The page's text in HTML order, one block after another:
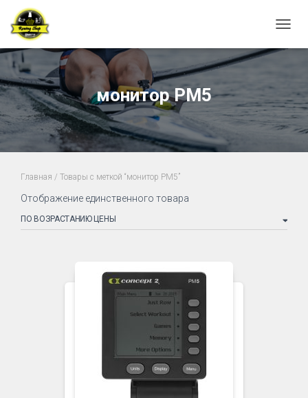
монитор PM5
Главная / Товары с меткой “монитор PM5”
Отображение единственного товара